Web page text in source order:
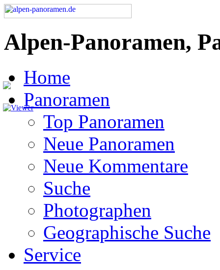
Alpen-Panoramen,
Home
Panoramen
Top Panoramen
Neue Panoramen
Neue Kommentare
Suche
Photographen
Geographische Suche
Service